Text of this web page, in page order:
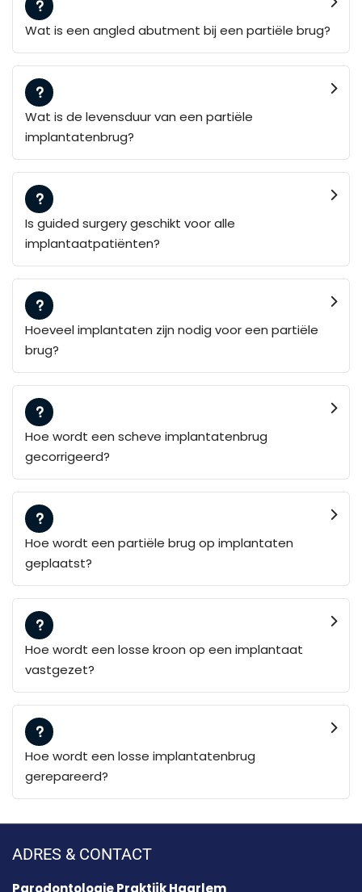
Wat is een angled abutment bij een partiële brug?
Wat is de levensduur van een partiële
implantatenbrug?
Is guided surgery geschikt voor alle
implantaatpatiënten?
Hoeveel implantaten zijn nodig voor een partiële
brug?
Hoe wordt een scheve implantatenbrug
gecorrigeerd?
Hoe wordt een partiële brug op implantaten
geplaatst?
Hoe wordt een losse kroon op een implantaat
vastgezet?
Hoe wordt een losse implantatenbrug
gerepareerd?
ADRES & CONTACT
Parodontologie Praktijk Haarlem